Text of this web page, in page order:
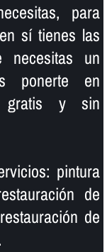
para
sí­ tienes las
un
ponerte en
gratis y sin
pintura
de
de